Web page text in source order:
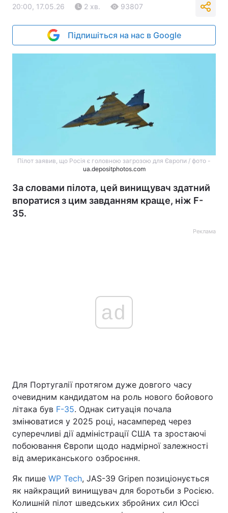
20:00, 17.05.26 2 хв. 93807
Підпишіться на нас в Google
Пілот заявив, що Росія є головною загрозою для Європи / фото -
ua.depositphotos.com
За словами пілота, цей винищувач здатний
впоратися з цим завданням краще, ніж F-
35.
Реклама
ad
Для Португалії протягом дуже довгого часу
очевидним кандидатом на роль нового бойового
літака був F-35. Однак ситуація почала
змінюватися у 2025 році, насамперед через
суперечливі дії адміністрації США та зростаючі
побоювання Європи щодо надмірної залежності
від американського озброєння.
Як пише WP Tech, JAS-39 Gripen позиціонується
як найкращий винищувач для боротьби з Росією.
Колишній пілот шведських збройних сил Юссі